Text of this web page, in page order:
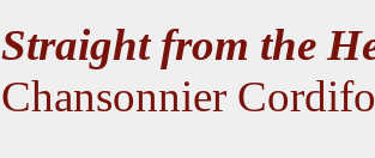
Straight from the
Chansonnier